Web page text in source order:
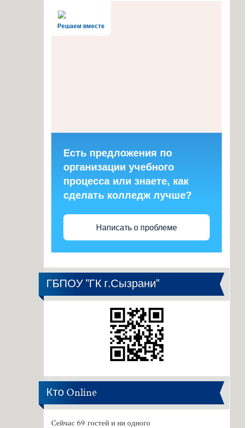
Решаем вместе
Есть предложения по
организации учебного
процесса или знаете, как
сделать колледж лучше?
Написать о проблеме
ГБПОУ "ГК г.Сызрани"
Кто Online
Сейчас 69 гостей и ни одного